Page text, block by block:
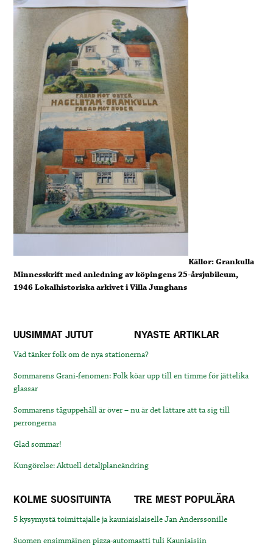
Källor: Grankulla
Minnesskrift med anledning av köpingens 25-årsjubileum,
1946 Lokalhistoriska arkivet i Villa Junghans
UUSIMMAT JUTUT NYASTE ARTIKLAR
Vad tänker folk om de nya stationerna?
Sommarens Grani-fenomen: Folk köar upp till en timme för jättelika
glassar
Sommarens tåguppehåll är över – nu är det lättare att ta sig till
perrongerna
Glad sommar!
Kungörelse: Aktuell detaljplaneändring
KOLME SUOSITUINTA TRE MEST POPULÄRA
5 kysymystä toimittajalle ja kauniaislaiselle Jan Anderssonille
Suomen ensimmäinen pizza-automaatti tuli Kauniaisiin